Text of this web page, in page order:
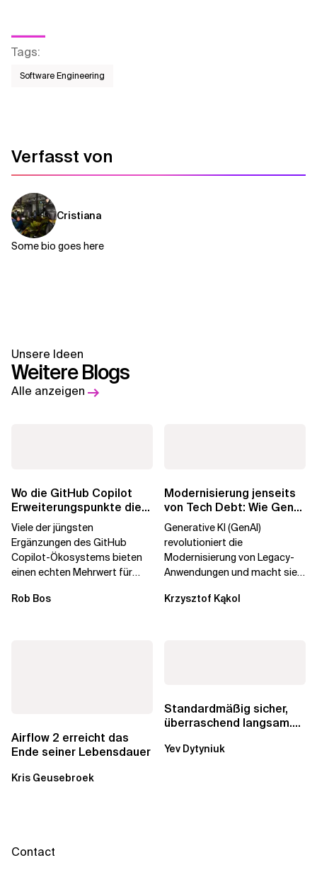
Tags:
Software Engineering
Verfasst von
Cristiana
Some bio goes here
Unsere Ideen
Weitere Blogs
Alle anzeigen
Wo die GitHub Copilot
Erweiterungspunkte die
Governance brechen
Viele der jüngsten
Ergänzungen des GitHub
Copilot-Ökosystems bieten
einen echten Mehrwert für
aber auch die...
Rob Bos
Modernisierung jenseits
von Tech Debt: Wie GenAI
die
Generative KI (GenAI)
revolutioniert die
Modernisierung von Legacy-
Anwendungen und macht sie
Durch die Automatisierung...
Krzysztof Kąkol
Airflow 2 erreicht das
Ende seiner Lebensdauer
Kris Geusebroek
Standardmäßig sicher,
überraschend langsam.
über die RDS...
Yev Dytyniuk
Contact